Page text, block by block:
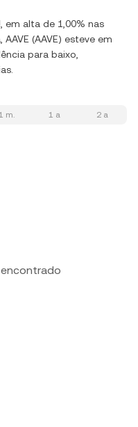
em alta de 1,00% nas
(AAVE) esteve em
para baixo,
m. 1 a 2 a